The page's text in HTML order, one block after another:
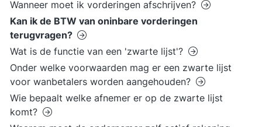
Wanneer moet ik vorderingen afschrijven?
Kan ik de BTW van oninbare vorderingen
terugvragen?
Wat is de functie van een 'zwarte lijst'?
Onder welke voorwaarden mag er een zwarte lijst
voor wanbetalers worden aangehouden?
Wie bepaalt welke afnemer er op de zwarte lijst
komt?